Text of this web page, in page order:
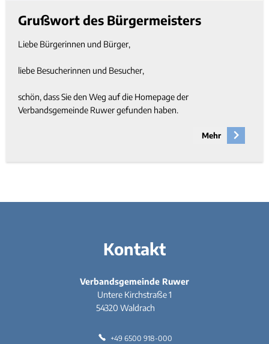
Grußwort des Bürgermeisters
Liebe Bürgerinnen und Bürger,
liebe Besucherinnen und Besucher,
schön, dass Sie den Weg auf die Homepage der
Verbandsgemeinde Ruwer gefunden haben.
Mehr
Kontakt
Verbandsgemeinde Ruwer
Untere Kirchstraße 1
54320 Waldrach
+49 6500 918-000